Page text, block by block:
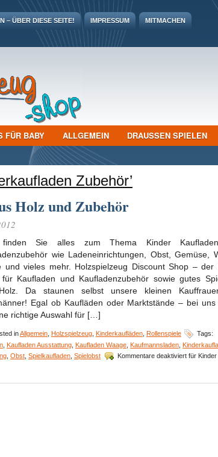
– ÜBER DIESE SEITE! IMPRESSUM MITMACHEN
FÜR BABY ALLGEMEIN DRAUSSEN SPIELEN
Zubehör’
Holz und Zubehör
Sie alles zum Thema Kinder
wie Ladeneinrichtungen, Obst, Gemüse,
und vieles mehr. Holzspielzeug Discount Shop – der
Kaufladen und Kaufladenzubehör sowie gutes
Da staunen selbst unsere kleinen
Egal ob Kaufläden oder Marktstände – bei uns
richtige Auswahl für […]
inAllgemein Holzspielzeug Kinderkaufläden Rollenspiele
Tags:
Kaufladen Ausstattung Kaufladen Waage Kaufmannsladen
Obst Spielkaufladen Spielobst Kommentare deaktiviert für Kinder